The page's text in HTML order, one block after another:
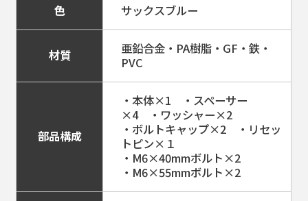
色 サックスブルー
材質
亜鉛合金・PA樹脂・GF・鉄・
PVC
部品構成
・本体×1 ・スペーサー
×4 ・ワッシャー×2
・ボルトキャップ×2 ・リセッ
トピン×１
・M6×40mmボルト×2
・M6×55mmボルト×2